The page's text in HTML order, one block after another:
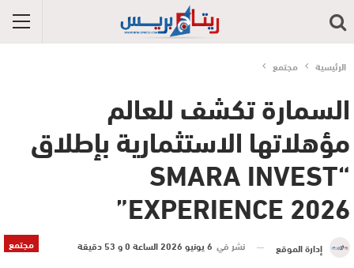
الرئيسية مجتمع
السمارة تكشف للعالم
مؤهلاتها الاستثمارية بإطلاق
“SMARA INVEST
EXPERIENCE 2026”
مجتمع إدارة الموقع نشر في 6 يونيو 2026 الساعة 0 و 53 دقيقة